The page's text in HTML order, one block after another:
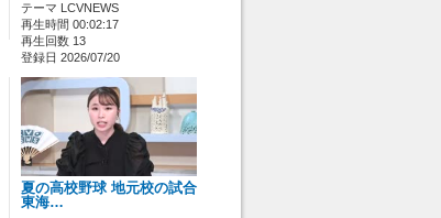
テーマ LCVNEWS
再生時間 00:02:17
再生回数 13
登録日 2026/07/20
夏の高校野球 地元校の試合
東海…